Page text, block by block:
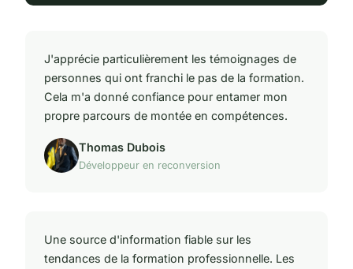
J'apprécie particulièrement les témoignages de
personnes qui ont franchi le pas de la formation.
Cela m'a donné confiance pour entamer mon
propre parcours de montée en compétences.
Thomas Dubois
Développeur en reconversion
Une source d'information fiable sur les
tendances de la formation professionnelle. Les